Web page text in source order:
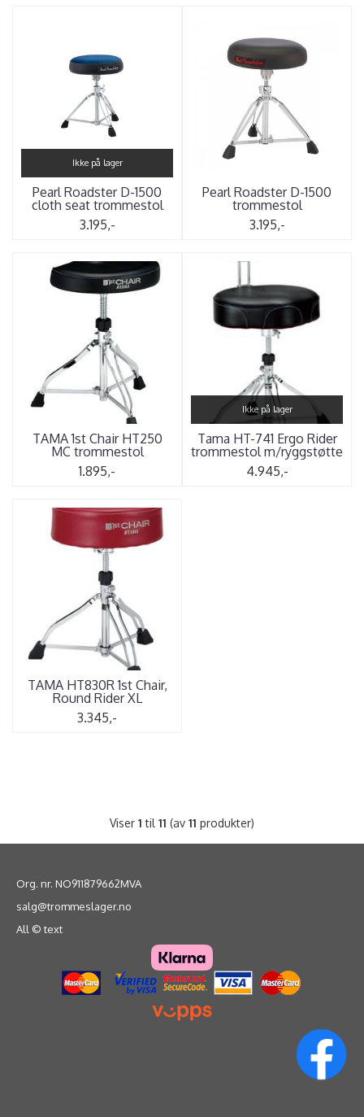
Ikke på lager
Pearl Roadster D-1500
cloth seat trommestol
3.195,-
Pearl Roadster D-1500
trommestol
3.195,-
TAMA 1st Chair HT250
MC trommestol
1.895,-
Ikke på lager
Tama HT-741 Ergo Rider
trommestol m/ryggstøtte
4.945,-
TAMA HT830R 1st Chair,
Round Rider XL
3.345,-
Viser 1 til 11 (av 11 produkter)
Org. nr. NO911879662MVA
salg@trommeslager.no
All © text